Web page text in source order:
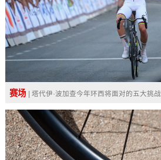
赛场 | 塔代伊·波加查今年环西将面对的五大挑战